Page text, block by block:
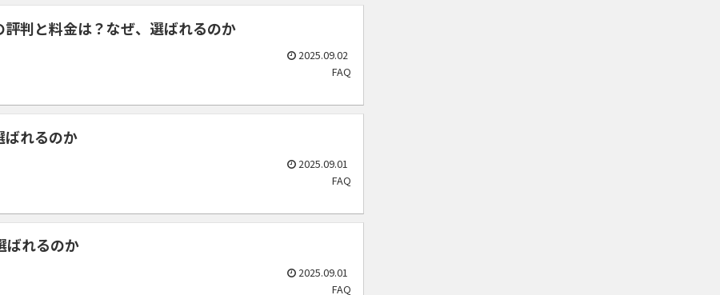
判と料金は？なぜ、選ばれるのか
2025.09.02
FAQ
ばれるのか
2025.09.01
FAQ
ばれるのか
2025.09.01
FAQ